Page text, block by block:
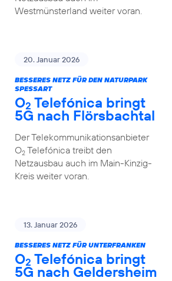
Westmünsterland weiter voran.
20. Januar 2026
BESSERES NETZ FÜR DEN NATURPARK
SPESSART
O2 Telefónica bringt
5G nach Flörsbachtal
Der Telekommunikationsanbieter
O2Telefónica treibt den
Netzausbau auch im Main-Kinzig-
Kreis weiter voran.
13. Januar 2026
BESSERES NETZ FÜR UNTERFRANKEN
O2 Telefónica bringt
5G nach Geldersheim